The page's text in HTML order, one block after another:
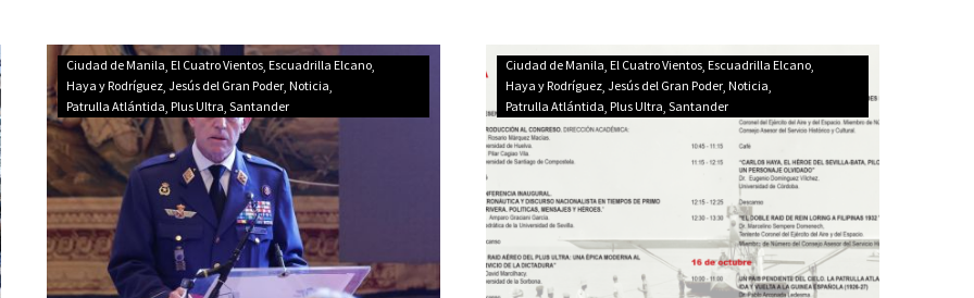
El
Ejército
del
Aire
y
del
Espacio
inaugura
en
Ciudad de Manila El Cuatro Vientos Escuadrilla Elcano
Haya y Rodríguez Jesús del Gran Poder Noticia
Patrulla Atlántida Plus Ultra Santander
Congreso
del
Centenario
de
los
Grandes
Vuelos
de
la
Ciudad de Manila El Cuatro Vientos Escuadrilla Elcano
Haya y Rodríguez Jesús del Gran Poder Noticia
Patrulla Atlántida Plus Ultra Santander